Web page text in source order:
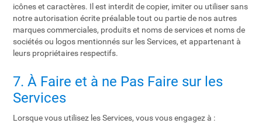
icônes et caractères. Il est interdit de copier, imiter ou utiliser sans
notre autorisation écrite préalable tout ou partie de nos autres
marques commerciales, produits et noms de services et noms de
sociétés ou logos mentionnés sur les Services, et appartenant à
leurs propriétaires respectifs.
7. À Faire et à ne Pas Faire sur les
Services
Lorsque vous utilisez les Services, vous vous engagez à :